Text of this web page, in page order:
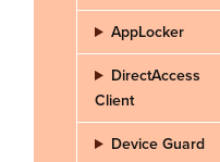
AppLocker
DirectAccess
Client
Device Guard